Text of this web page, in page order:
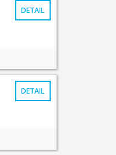
DETAIL
DETAIL